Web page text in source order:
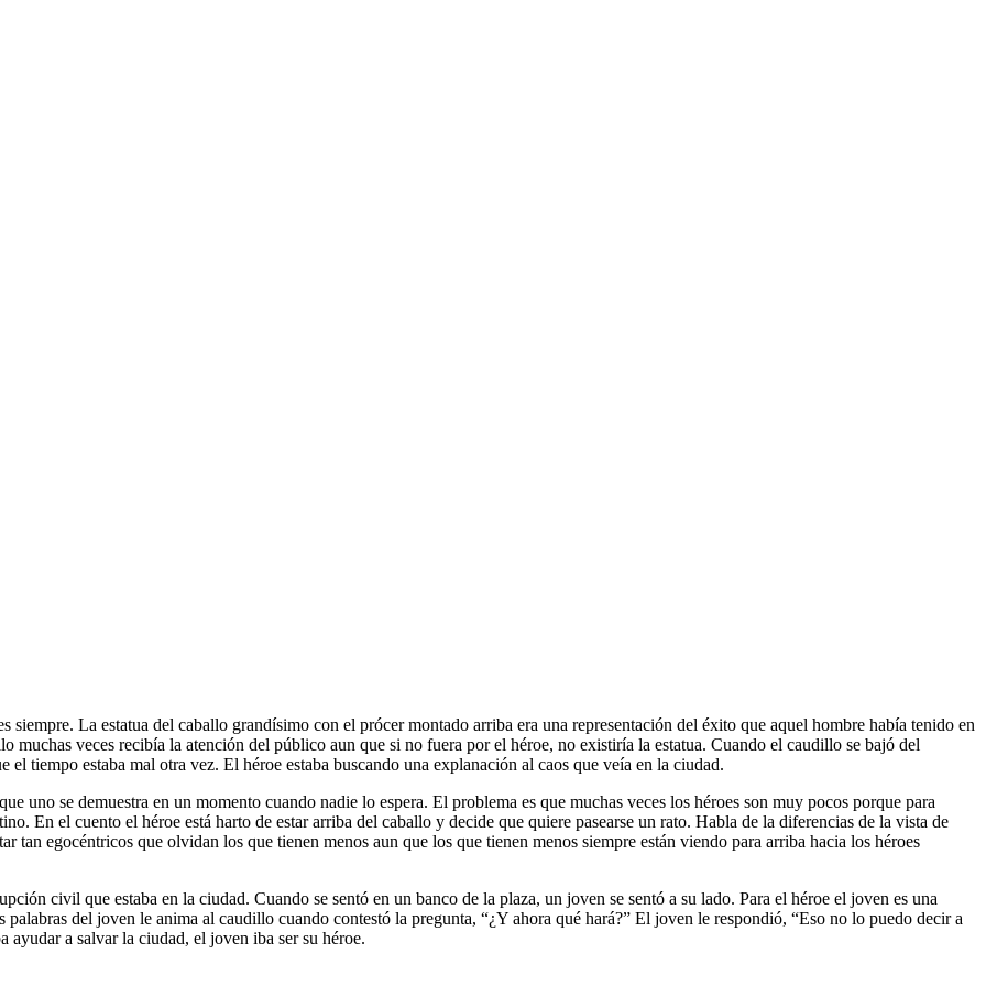
siempre. La estatua del caballo grandísimo con el prócer montado arriba era una representación del éxito que aquel hombre había tenido en
veces recibía la atención del público aun que si no fuera por el héroe, no existiría la estatua. Cuando el caudillo se bajó del
tiempo estaba mal otra vez. El héroe estaba buscando una explanación al caos que veía en la ciudad.
uno se demuestra en un momento cuando nadie lo espera. El problema es que muchas veces los héroes son muy pocos porque para
En el cuento el héroe está harto de estar arriba del caballo y decide que quiere pasearse un rato. Habla de la diferencias de la vista de
tan egocéntricos que olvidan los que tienen menos aun que los que tienen menos siempre están viendo para arriba hacia los héroes
civil que estaba en la ciudad. Cuando se sentó en un banco de la plaza, un joven se sentó a su lado. Para el héroe el joven es una
palabras del joven le anima al caudillo cuando contestó la pregunta, “¿Y ahora qué hará?” El joven le respondió, “Eso no lo puedo decir a
ayudar a salvar la ciudad, el joven iba ser su héroe.